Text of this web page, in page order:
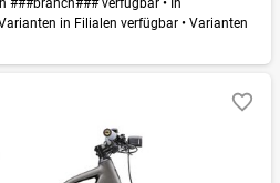
###branch### verfügbar • In
in Filialen verfügbar • Varianten